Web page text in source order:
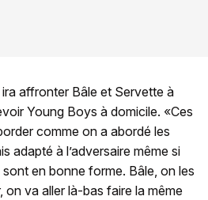
affronter Bâle et Servette à
Young Boys à domicile. «Ces
comme on a abordé les
adapté à l’adversaire même si
en bonne forme. Bâle, on les
on va aller là-bas faire la même